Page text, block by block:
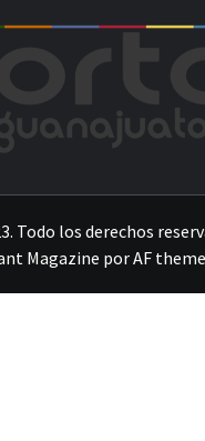
Todo los derechos
Magazine porAF